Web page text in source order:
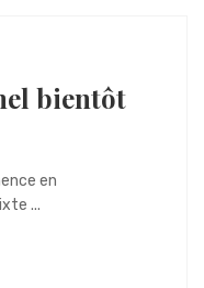
bientôt
en
...